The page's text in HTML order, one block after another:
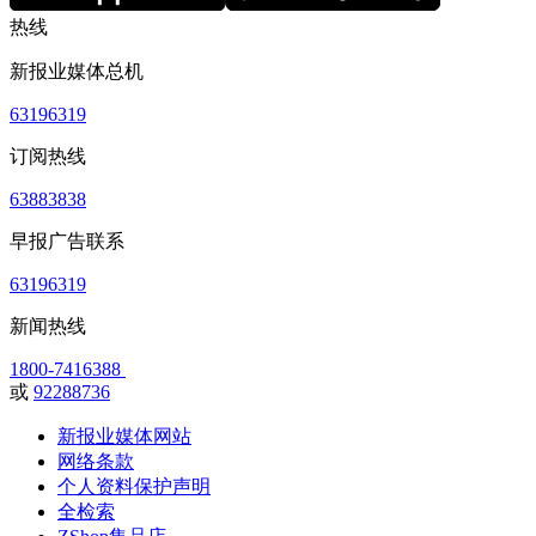
热线
新报业媒体总机
63196319
订阅热线
63883838
早报广告联系
63196319
新闻热线
1800-7416388
或 92288736
新报业媒体网站
网络条款
个人资料保护声明
全检索